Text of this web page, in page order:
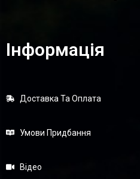
Підвісний D=30,
Інформація
Доставка Та Оплата
Умови Придбання
Відео